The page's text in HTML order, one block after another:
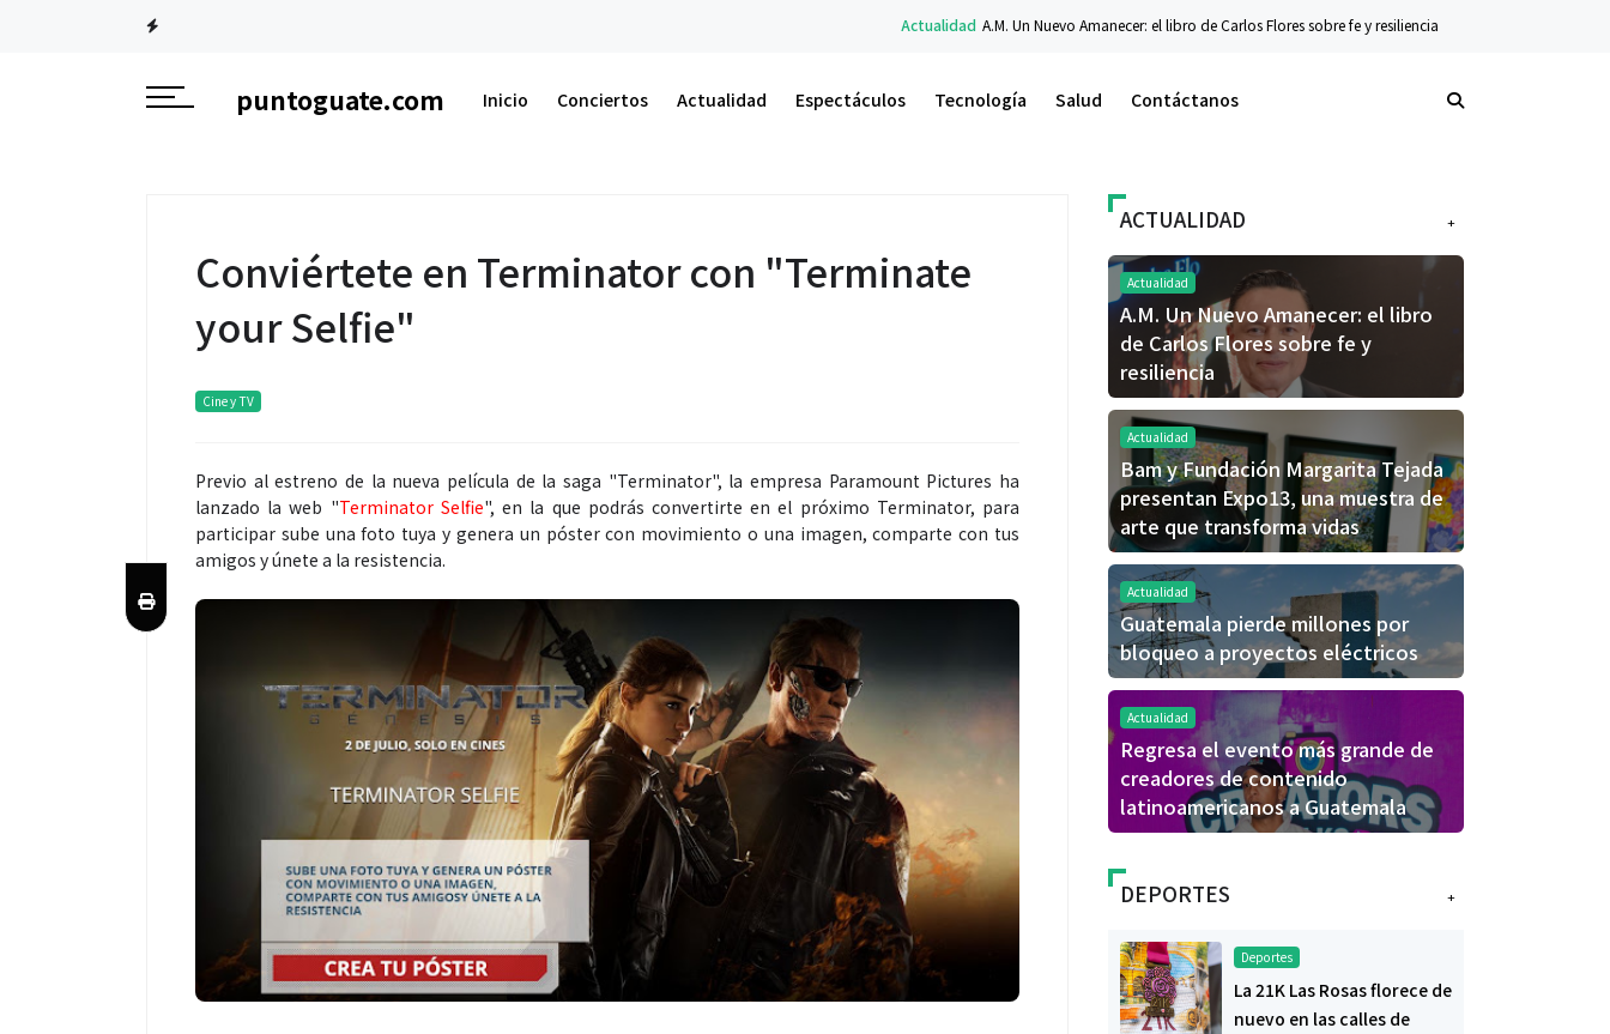
A.M. Un Nuevo Amanecer: el libro de Carlos Flores sobre fe y resiliencia Tecnología
puntoguate.com Inicio Conciertos Actualidad Espectáculos Tecnología Salud Contáctanos
Conviértete en Terminator con "Terminate
your Selfie"
Cine y TV
Previo al estreno de la nueva película de la saga "Terminator", la empresa Paramount Pictures ha
lanzado la web "Terminator Selfie", en la que podrás convertirte en el próximo Terminator, para
participar sube una foto tuya y genera un póster con movimiento o una imagen, comparte con tus
amigos y únete a la resistencia.
+
ACTUALIDAD
Actualidad
A.M. Un Nuevo Amanecer: el libro
de Carlos Flores sobre fe y
resiliencia
Actualidad
Bam y Fundación Margarita Tejada
presentan Expo13, una muestra de
arte que transforma vidas
Actualidad
Guatemala pierde millones por
bloqueo a proyectos eléctricos
Actualidad
Regresa el evento más grande de
creadores de contenido
latinoamericanos a Guatemala
+
DEPORTES
Deportes
La 21K Las Rosas florece de
nuevo en las calles de